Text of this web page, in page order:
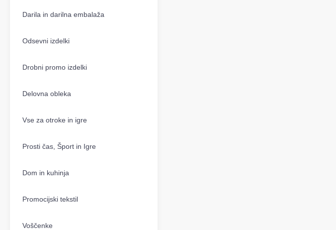
Darila in darilna embalaža
Odsevni izdelki
Drobni promo izdelki
Delovna obleka
Vse za otroke in igre
Prosti čas, Šport in Igre
Dom in kuhinja
Promocijski tekstil
Voščenke